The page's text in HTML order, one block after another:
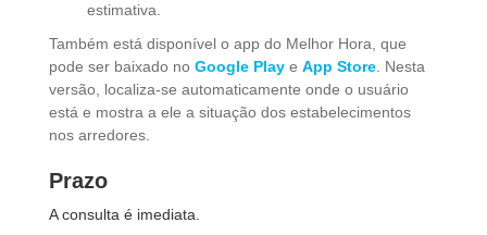
estimativa.
Também está disponível o app do Melhor Hora, que
pode ser baixado no Google Play e App Store . Nesta
versão, localiza-se automaticamente onde o usuário
está e mostra a ele a situação dos estabelecimentos
nos arredores.
Prazo
A consulta é imediata.